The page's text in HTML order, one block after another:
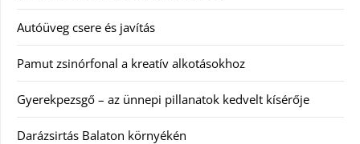
Autóüveg csere és javítás
Pamut zsinórfonal a kreatív alkotásokhoz
Gyerekpezsgő – az ünnepi pillanatok kedvelt kísérője
Darázsirtás Balaton környékén